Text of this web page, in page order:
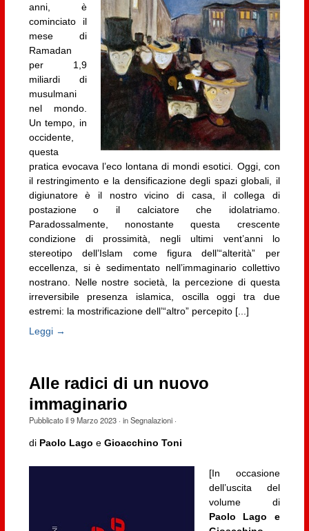
anni, è
cominciato il
mese di
Ramadan
per 1,9
miliardi di
musulmani
nel mondo.
Un tempo, in
occidente,
questa
pratica evocava l’eco lontana di mondi esotici. Oggi, con
il restringimento e la densificazione degli spazi globali, il
digiunatore è il nostro vicino di casa, il collega di
postazione o il calciatore che idolatriamo.
Paradossalmente, nonostante questa crescente
condizione di prossimità, negli ultimi vent’anni lo
stereotipo dell’Islam come figura dell’“alterità” per
eccellenza, si è sedimentato nell’immaginario collettivo
nostrano. Nelle nostre società, la percezione di questa
irreversibile presenza islamica, oscilla oggi tra due
estremi: la mostrificazione dell’“altro” percepito [...]
Leggi →
Alle radici di un nuovo
immaginario
Pubblicato il9 Marzo 2023· inSegnalazioni·
di Paolo Lago e Gioacchino Toni
[In occasione
dell’uscita del
volume di
Paolo Lago e